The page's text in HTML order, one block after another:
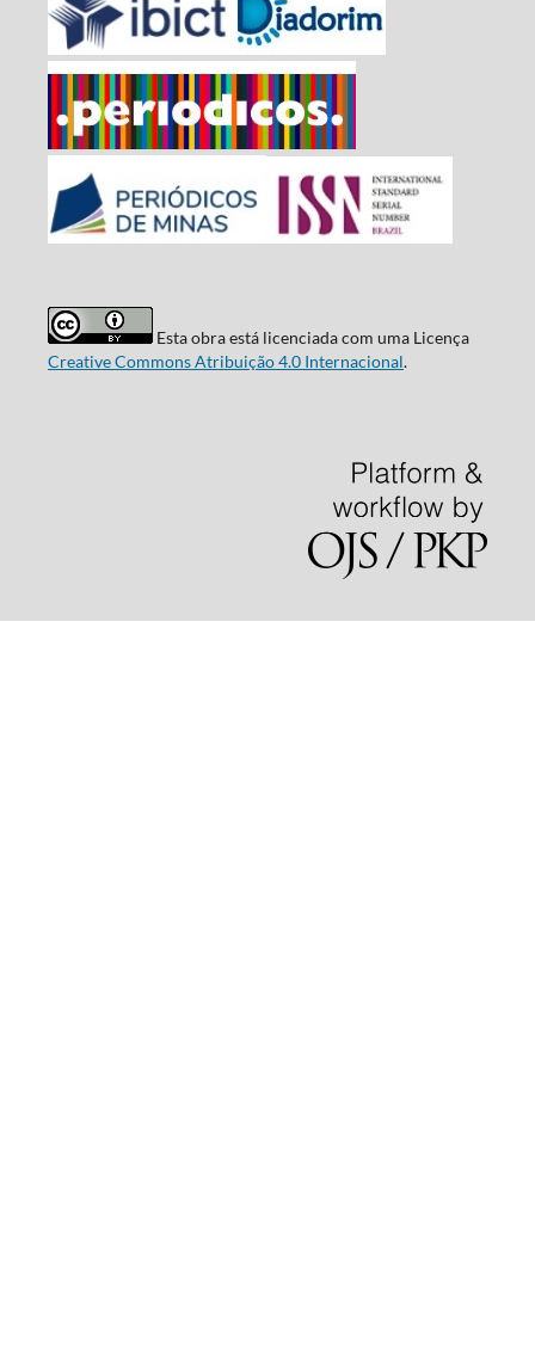
Esta obra está licenciada com uma Licença
Creative Commons Atribuição 4.0 Internacional.